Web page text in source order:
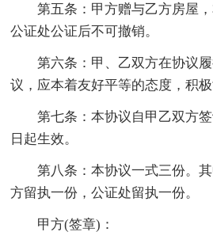
第五条：甲方赠与乙方房屋，
公证处公证后不可撤销。
第六条：甲、乙双方在协议履
议，应本着友好平等的态度，积极
第七条：本协议自甲乙双方签
日起生效。
第八条：本协议一式三份。其
方留执一份，公证处留执一份。
甲方(签章)：